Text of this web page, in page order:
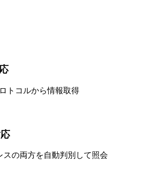
トコルから情報取得
スの両方を自動判別して照会